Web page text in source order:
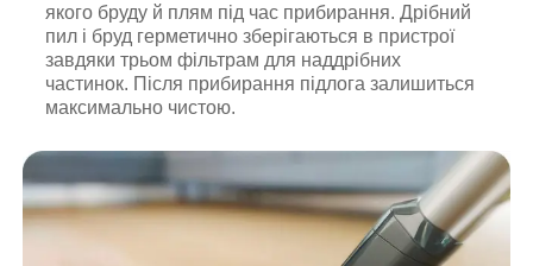
якого бруду й плям під час прибирання. Дрібний
пил і бруд герметично зберігаються в пристрої
завдяки трьом фільтрам для наддрібних
частинок. Після прибирання підлога залишиться
максимально чистою.